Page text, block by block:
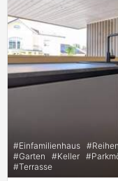
#Einfamilienhaus #
#Garten #Keller #
#Terrasse